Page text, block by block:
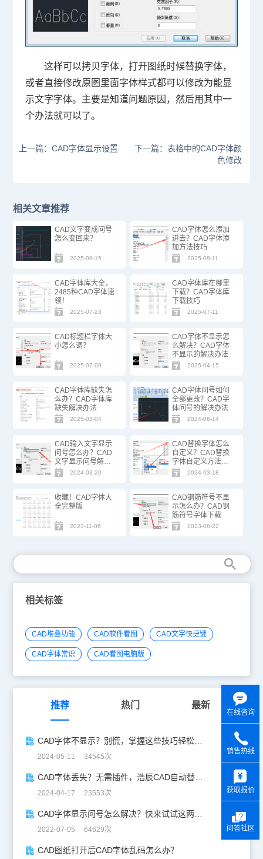
这样可以拷贝字体，打开图纸时候替换字体，
或者直接修改原图里面字体样式都可以修改为能显
示文字字体。主要是知道问题原因，然后用其中一
个办法就可以了。
上一篇：CAD字体显示设置
下一篇：表格中的CAD字体颜
色修改
相关文章推荐
CAD文字变成问号
怎么变回来？
2025-09-15
CAD字体怎么添加
进去？CAD字体添
加方法技巧
2025-08-11
CAD字体库大全，
2485种CAD字体速
领！
2025-07-23
CAD字体库在哪里
下载？CAD字体库
下载技巧
2025-07-11
CAD标题栏字体大
小怎么调？
2025-07-09
CAD字体不显示怎
么解决？CAD字体
不显示的解决办法
2025-04-15
CAD字体库缺失怎
么办？CAD字体库
缺失解决办法
2025-03-04
CAD字体问号如何
全部更改？CAD字
体问号的解决办法
2024-06-14
CAD输入文字显示
问号怎么办？CAD
文字显示问号解决
办法
2024-03-20
CAD替换字体怎么
自定义？CAD替换
字体自定义方法步
骤
2024-03-18
收藏！CAD字体大
全完整版
2023-11-06
CAD钢筋符号不显
示怎么办？CAD钢
筋符号字体下载
2023-08-22
相关标签
CAD堆叠功能 CAD软件看图 CAD文字快捷键
CAD字体常识 CAD看图电脑版
推荐 热门 最新
CAD字体不显示？别慌，掌握这些技巧轻松解决！
2024-05-11 34545次
CAD字体丢失？无需插件，浩辰CAD自动替换缺失字体！
2024-04-17 23553次
CAD字体显示问号怎么解决？快来试试这两种方法吧！
2022-07-05 64629次
CAD图纸打开后CAD字体乱码怎么办？
在线咨询
销售热线
获取报价
问答社区